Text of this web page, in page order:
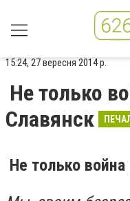
15:24, 27 вересня 2014 р.
Не только
Славянск
Не только